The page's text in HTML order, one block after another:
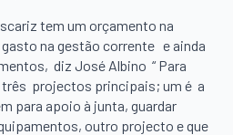
tem um orçamento na
gasto na gestão corrente e ainda
diz José Albino “ Para
projectos principais; um é a
para apoio à junta, guardar
outro projecto e que